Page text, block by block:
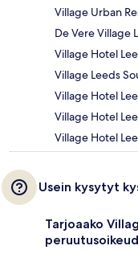
Village Urban
De Vere Village
Village Hotel
Village Leeds
Village Hotel
Village Hotel
Village Hotel
Usein kysytyt
Tarjoaako